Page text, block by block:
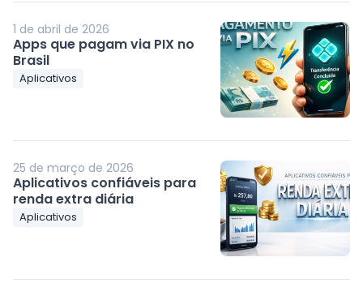
1 de abril de 2026
Apps que pagam via PIX no
Brasil
Aplicativos
25 de março de 2026
Aplicativos confiáveis para
renda extra diária
Aplicativos